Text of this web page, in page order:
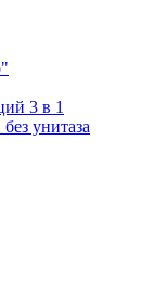
3 в 1
унитаза